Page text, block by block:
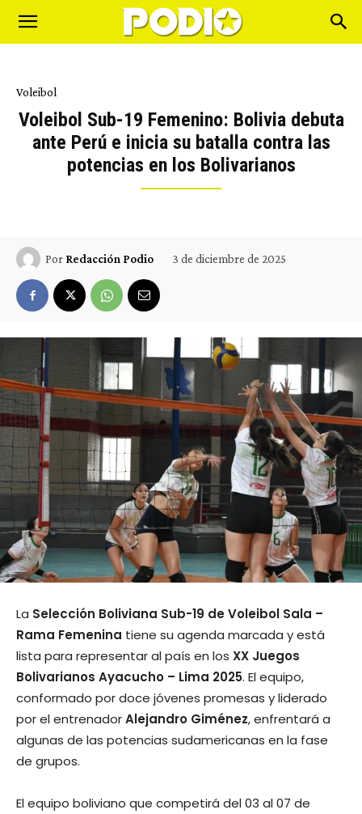
Voleibol
Voleibol Sub-19 Femenino: Bolivia debuta
ante Perú e inicia su batalla contra las
potencias en los Bolivarianos
Por Redacción Podio 3 de diciembre de 2025
La Selección Boliviana Sub-19 de Voleibol Sala –
Rama Femenina tiene su agenda marcada y está
lista para representar al país en los XX Juegos
Bolivarianos Ayacucho – Lima 2025. El equipo,
conformado por doce jóvenes promesas y liderado
por el entrenadorAlejandro Giménez, enfrentará a
algunas de las potencias sudamericanas en la fase
de grupos.
El equipo boliviano que competirá del 03 al 07 de